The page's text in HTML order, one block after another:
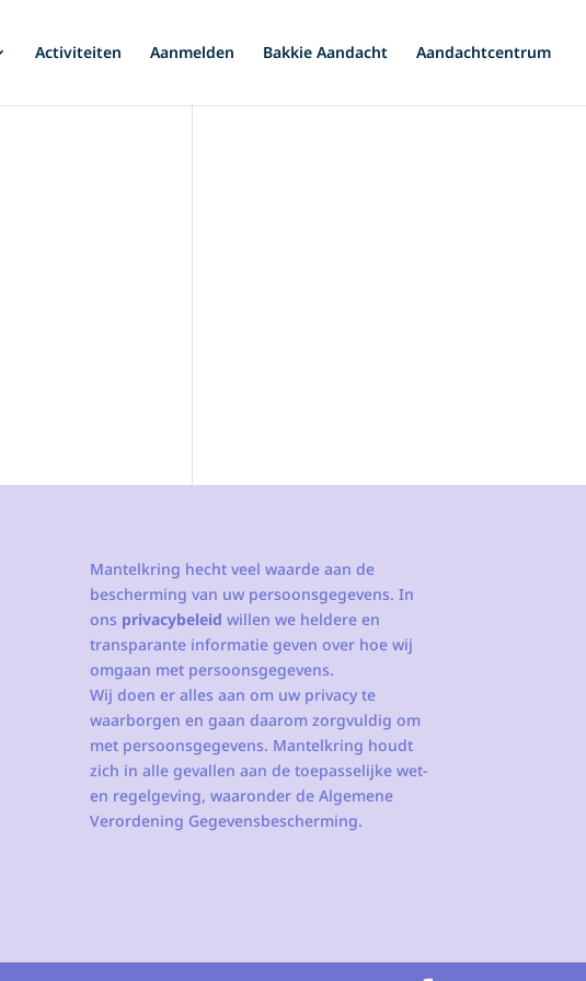
Activiteiten Aanmelden Bakkie Aandacht Aandachtcentrum
Mantelkring hecht veel waarde aan de
bescherming van uw persoonsgegevens. In
ons privacybeleid willen we heldere en
transparante informatie geven over hoe wij
omgaan met persoonsgegevens.
Wij doen er alles aan om uw privacy te
waarborgen en gaan daarom zorgvuldig om
met persoonsgegevens. Mantelkring houdt
zich in alle gevallen aan de toepasselijke wet-
en regelgeving, waaronder de Algemene
Verordening Gegevensbescherming.